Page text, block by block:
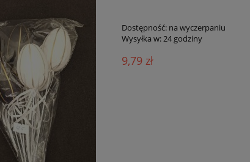
Dostępność: na wyczerpaniu
Wysyłka w:24 godziny
9,79 zł